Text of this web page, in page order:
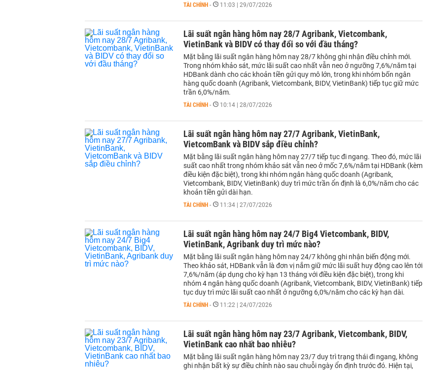
TÀI CHÍNH - 11:03 | 29/07/2026
Lãi suất ngân hàng hôm nay 28/7 Agribank, Vietcombank,
VietinBank và BIDV có thay đổi so với đầu tháng?
Mặt bằng lãi suất ngân hàng hôm nay 28/7 không ghi nhận điều chỉnh mới.
Trong nhóm khảo sát, mức lãi suất cao nhất vẫn neo ở ngưỡng 7,6%/năm tại
HDBank dành cho các khoản tiền gửi quy mô lớn, trong khi nhóm bốn ngân
hàng quốc doanh (Agribank, Vietcombank, BIDV, VietinBank) tiếp tục giữ mức
trần 6,0%/năm.
TÀI CHÍNH - 10:14 | 28/07/2026
Lãi suất ngân hàng hôm nay 27/7 Agribank, VietinBank,
VietcomBank và BIDV sắp điều chỉnh?
Mặt bằng lãi suất ngân hàng hôm nay 27/7 tiếp tục đi ngang. Theo đó, mức lãi
suất cao nhất trong nhóm khảo sát vẫn neo ở mốc 7,6%/năm tại HDBank (kèm
điều kiện đặc biệt), trong khi nhóm ngân hàng quốc doanh (Agribank,
Vietcombank, BIDV, VietinBank) duy trì mức trần ổn định là 6,0%/năm cho các
khoản tiền gửi dài hạn.
TÀI CHÍNH - 11:34 | 27/07/2026
Lãi suất ngân hàng hôm nay 24/7 Big4 Vietcombank, BIDV,
VietinBank, Agribank duy trì mức nào?
Mặt bằng lãi suất ngân hàng hôm nay 24/7 không ghi nhận biến động mới.
Theo khảo sát, HDBank vẫn là đơn vị nắm giữ mức lãi suất huy động cao lên tới
7,6%/năm (áp dụng cho kỳ hạn 13 tháng với điều kiện đặc biệt), trong khi
nhóm 4 ngân hàng quốc doanh (Agribank, Vietcombank, BIDV, VietinBank) tiếp
tục duy trì mức lãi suất cao nhất ở ngưỡng 6,0%/năm cho các kỳ hạn dài.
TÀI CHÍNH - 11:22 | 24/07/2026
Lãi suất ngân hàng hôm nay 23/7 Agribank, Vietcombank, BIDV,
VietinBank cao nhất bao nhiêu?
Mặt bằng lãi suất ngân hàng hôm nay 23/7 duy trì trạng thái đi ngang, không
ghi nhận bất kỳ sự điều chỉnh nào sau chuỗi ngày ổn định trước đó. Hiện tại,